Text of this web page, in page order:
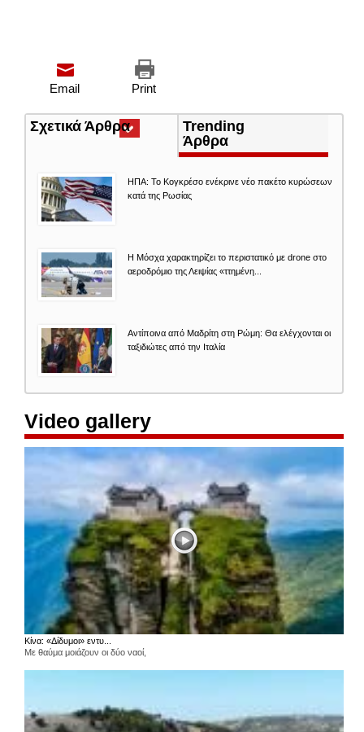
Print
Email
Σχετικά Άρθρα(ενεργή
καρτέλα)
Trending
Άρθρα
ΗΠΑ: Το Κογκρέσο ενέκρινε νέο πακέτο κυρώσεων
κατά της Ρωσίας
Η Μόσχα χαρακτηρίζει το περιστατικό με drone στο
αεροδρόμιο της Λειψίας «ττημένη...
Αντίποινα από Μαδρίτη στη Ρώμη: Θα ελέγχονται οι
ταξιδιώτες από την Ιταλία
Video gallery
Κίνα: «Δίδυμοι» εντυ...
Με θαύμα μοιάζουν οι δύο ναοί,